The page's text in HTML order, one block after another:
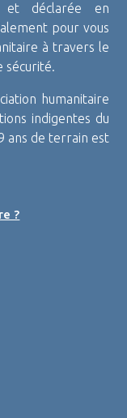
et déclarée en
pour vous
à travers le
sécurité.
humanitaire
indigentes du
ans de terrain est
?